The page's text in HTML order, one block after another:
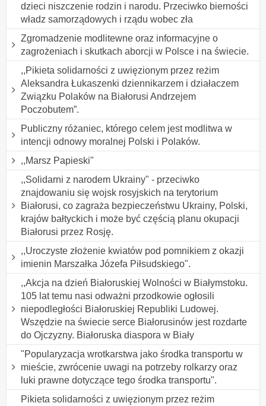
dzieci niszczenie rodzin i narodu. Przeciwko bierności
władz samorządowych i rządu wobec zła
Zgromadzenie modlitewne oraz informacyjne o
zagrożeniach i skutkach aborcji w Polsce i na świecie.
,,Pikieta solidarności z uwięzionym przez reżim
Aleksandra Łukaszenki dziennikarzem i działaczem
Związku Polaków na Białorusi Andrzejem
Poczobutem”.
Publiczny różaniec, którego celem jest modlitwa w
intencji odnowy moralnej Polski i Polaków.
,,Marsz Papieski"
,,Solidarni z narodem Ukrainy" - przeciwko
znajdowaniu się wojsk rosyjskich na terytorium
Białorusi, co zagraża bezpieczeństwu Ukrainy, Polski,
krajów bałtyckich i może być częścią planu okupacji
Białorusi przez Rosję.
,,Uroczyste złożenie kwiatów pod pomnikiem z okazji
imienin Marszałka Józefa Piłsudskiego".
,,Akcja na dzień Białoruskiej Wolności w Białymstoku.
105 lat temu nasi odważni przodkowie ogłosili
niepodległości Białoruskiej Republiki Ludowej.
Wszędzie na świecie serce Białorusinów jest rozdarte
do Ojczyzny. Białoruska diaspora w Biały
"Popularyzacja wrotkarstwa jako środka transportu w
mieście, zwrócenie uwagi na potrzeby rolkarzy oraz
luki prawne dotyczące tego środka transportu".
Pikieta solidarności z uwięzionym przez reżim